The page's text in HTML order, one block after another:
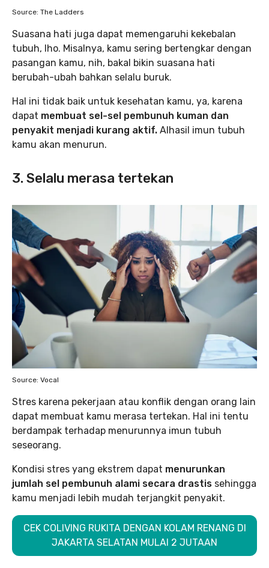
Source: The Ladders
Suasana hati juga dapat memengaruhi kekebalan
tubuh, lho. Misalnya, kamu sering bertengkar dengan
pasangan kamu, nih, bakal bikin suasana hati
berubah-ubah bahkan selalu buruk.
Hal ini tidak baik untuk kesehatan kamu, ya, karena
dapat membuat sel-sel pembunuh kuman dan
penyakit menjadi kurang aktif. Alhasil imun tubuh
kamu akan menurun.
3. Selalu merasa tertekan
Source: Vocal
Stres karena pekerjaan atau konflik dengan orang lain
dapat membuat kamu merasa tertekan. Hal ini tentu
berdampak terhadap menurunnya imun tubuh
seseorang.
Kondisi stres yang ekstrem dapat menurunkan
jumlah sel pembunuh alami secara drastis sehingga
kamu menjadi lebih mudah terjangkit penyakit.
CEK COLIVING RUKITA DENGAN KOLAM RENANG DI
JAKARTA SELATAN MULAI 2 JUTAAN